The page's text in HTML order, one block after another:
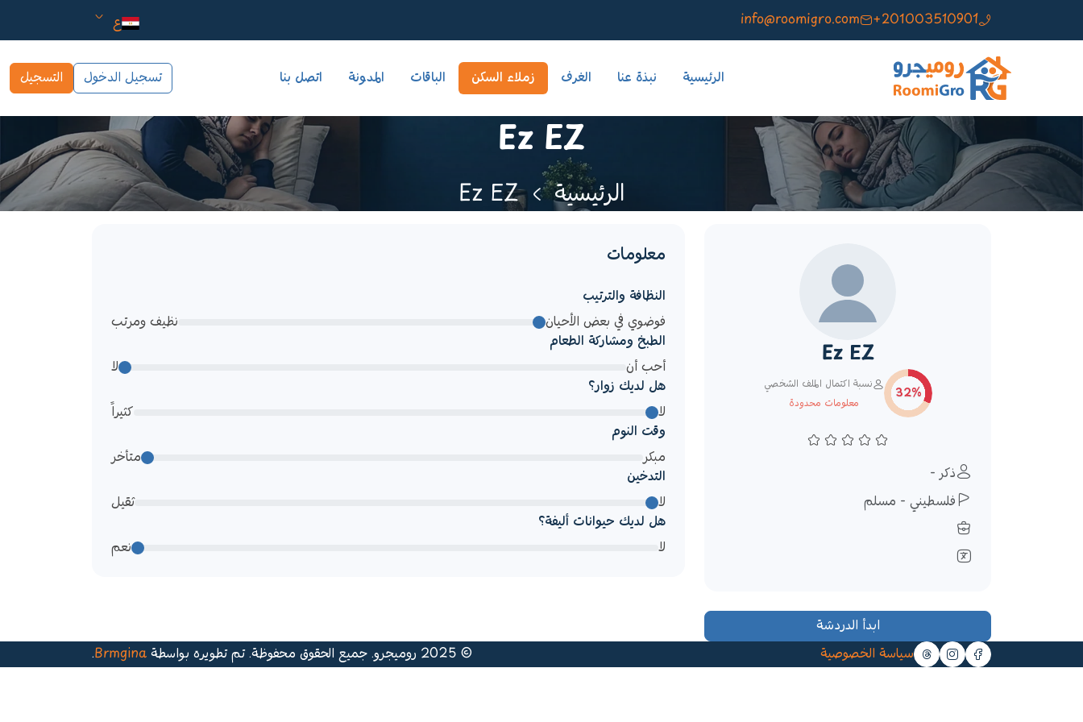
+201003510901
info@roomigro.com ع
الرئيسية نبذة عنا الغرف زملاء السكن الباقات المدونة اتصل بنا تسجيل الدخول التسجيل
Ez EZ
الرئيسية Ez EZ
Ez EZ
32%
نسبة اكتمال الملف الشخصي
معلومات محدودة
ذكر -
فلسطيني - مسلم
ابدأ الدردشة
معلومات
النظافة والترتيب
فوضوي في بعض الأحيان
نظيف ومرتب
الطبخ ومشاركة الطعام
أحب أن
لا
هل لديك زوار؟
لا
كثيراً
وقت النوم
مبكر
متأخر
التدخين
لا
ثقيل
هل لديك حيوانات أليفة؟
لا
نعم
سياسة الخصوصية © 2025 روميجرو. جميع الحقوق محفوظة. تم تطويره بواسطة Brmgina
.